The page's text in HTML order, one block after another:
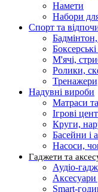
Намети
Набори
Спорт та
Бадмінтон,
М'ячі,
Ролики,
Надувні вироби
Матраси
Ігрові
Круги,
Басейни і
Насоси,
Гаджети та
Аудіо-
Аксесуари
Smart-